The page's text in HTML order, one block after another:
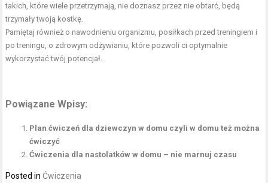
takich, które wiele przetrzymają, nie doznasz przez nie obtarć, będą
trzymały twoją kostkę.
Pamiętaj również o nawodnieniu organizmu, posiłkach przed treningiem i
po treningu, o zdrowym odżywianiu, które pozwoli ci optymalnie
wykorzystać twój potencjał.
Powiązane Wpisy:
Plan ćwiczeń dla dziewczyn w domu czyli w domu też można
ćwiczyć
Ćwiczenia dla nastolatków w domu – nie marnuj czasu
Posted in Ćwiczenia